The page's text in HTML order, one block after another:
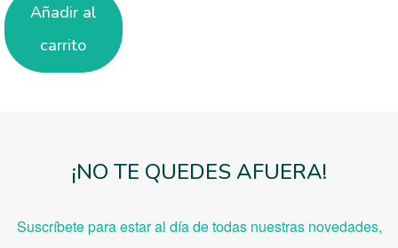
Añadir al
carrito
¡NO TE QUEDES AFUERA!
Suscríbete para estar al día de todas nuestras novedades,